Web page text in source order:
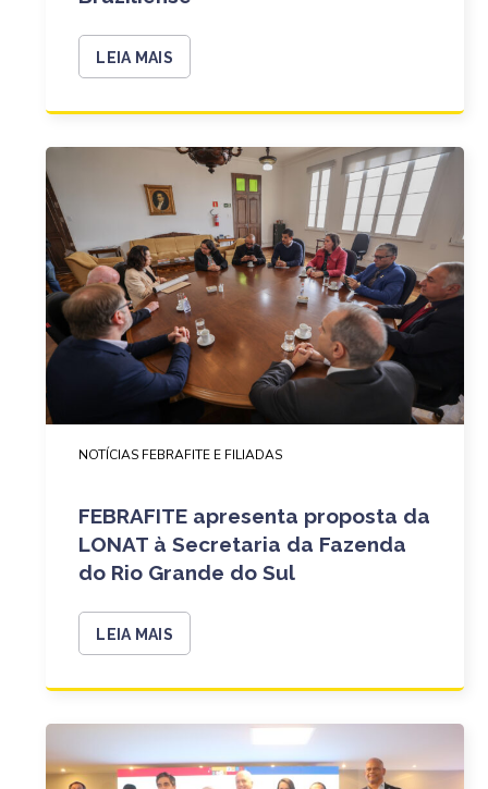
LEIA MAIS
NOTÍCIAS FEBRAFITE E FILIADAS
FEBRAFITE apresenta proposta da
LONAT à Secretaria da Fazenda
do Rio Grande do Sul
LEIA MAIS